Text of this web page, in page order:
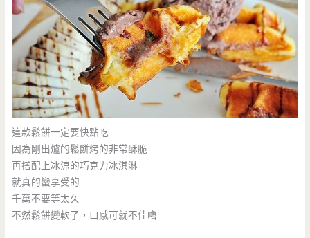
這款鬆餅一定要快點吃
因為剛出爐的鬆餅烤的非常酥脆
再搭配上冰涼的巧克力冰淇淋
就真的蠻享受的
千萬不要等太久
不然鬆餅變軟了，口感可就不佳嚕